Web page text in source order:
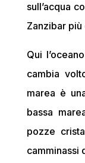
sull’acqua
Zanzibar
Qui
cambia
marea è
bassa
pozze
camminassi